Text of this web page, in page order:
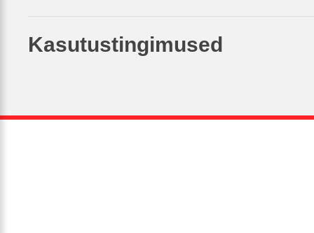
Kasutustingimused